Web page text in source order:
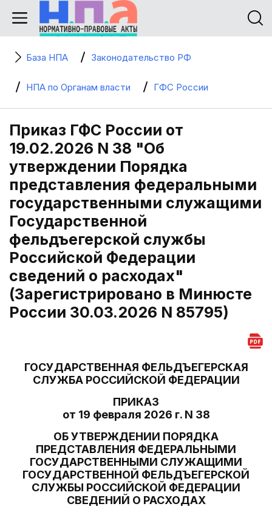
База НПА Законодательство РФ
НПА по Органам власти ГФС России
Приказ ГФС России от
19.02.2026 N 38 "Об
утверждении Порядка
представления федеральными
государственными служащими
Государственной
фельдъегерской службы
Российской Федерации
сведений о расходах"
(Зарегистрировано в Минюсте
России 30.03.2026 N 85795)
ГОСУДАРСТВЕННАЯ ФЕЛЬДЪЕГЕРСКАЯ
СЛУЖБА РОССИЙСКОЙ ФЕДЕРАЦИИ
ПРИКАЗ
от 19 февраля 2026 г. N 38
ОБ УТВЕРЖДЕНИИ ПОРЯДКА
ПРЕДСТАВЛЕНИЯ ФЕДЕРАЛЬНЫМИ
ГОСУДАРСТВЕННЫМИ СЛУЖАЩИМИ
ГОСУДАРСТВЕННОЙ ФЕЛЬДЪЕГЕРСКОЙ
СЛУЖБЫ РОССИЙСКОЙ ФЕДЕРАЦИИ
СВЕДЕНИЙ О РАСХОДАХ